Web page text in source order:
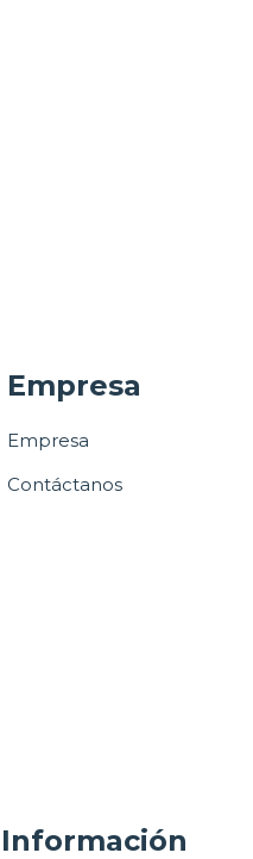
Empresa
Empresa
Contáctanos
Información